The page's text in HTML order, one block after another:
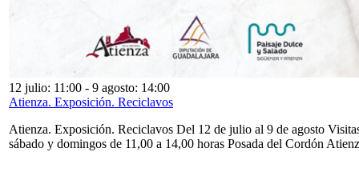
12 julio: 11:00 - 9 agosto: 14:00
Atienza. Exposición. Reciclavos
Atienza. Exposición. Reciclavos Del 12 de julio al 9 de agosto
sábado y domingos de 11,00 a 14,00 horas Posada del Cordón